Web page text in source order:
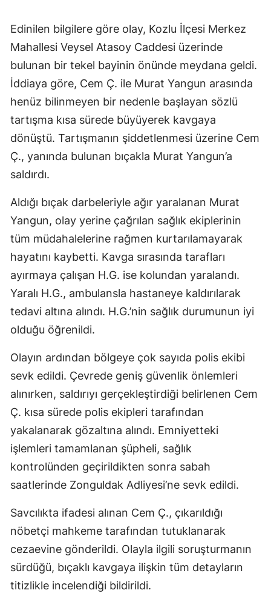
Edinilen bilgilere göre olay, Kozlu İlçesi Merkez
Mahallesi Veysel Atasoy Caddesi üzerinde
bulunan bir tekel bayinin önünde meydana geldi.
İddiaya göre, Cem Ç. ile Murat Yangun arasında
henüz bilinmeyen bir nedenle başlayan sözlü
tartışma kısa sürede büyüyerek kavgaya
dönüştü. Tartışmanın şiddetlenmesi üzerine Cem
Ç., yanında bulunan bıçakla Murat Yangun’a
saldırdı.
Aldığı bıçak darbeleriyle ağır yaralanan Murat
Yangun, olay yerine çağrılan sağlık ekiplerinin
tüm müdahalelerine rağmen kurtarılamayarak
hayatını kaybetti. Kavga sırasında tarafları
ayırmaya çalışan H.G. ise kolundan yaralandı.
Yaralı H.G., ambulansla hastaneye kaldırılarak
tedavi altına alındı. H.G.’nin sağlık durumunun iyi
olduğu öğrenildi.
Olayın ardından bölgeye çok sayıda polis ekibi
sevk edildi. Çevrede geniş güvenlik önlemleri
alınırken, saldırıyı gerçekleştirdiği belirlenen Cem
Ç. kısa sürede polis ekipleri tarafından
yakalanarak gözaltına alındı. Emniyetteki
işlemleri tamamlanan şüpheli, sağlık
kontrolünden geçirildikten sonra sabah
saatlerinde Zonguldak Adliyesi’ne sevk edildi.
Savcılıkta ifadesi alınan Cem Ç., çıkarıldığı
nöbetçi mahkeme tarafından tutuklanarak
cezaevine gönderildi. Olayla ilgili soruşturmanın
sürdüğü, bıçaklı kavgaya ilişkin tüm detayların
titizlikle incelendiği bildirildi.